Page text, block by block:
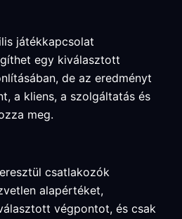
játékkapcsolat
egy kiválasztott
de az eredményt
a kliens, a szolgáltatás és
meg.
csatlakozók
alapértéket,
végpontot, és csak